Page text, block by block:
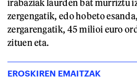
irabaziak laurden bat murriztu
zergengatik, edo hobeto
zergarengatik, 45 milioi euro
zituen eta.